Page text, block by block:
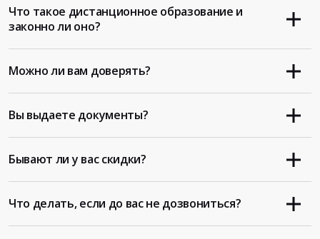
Что такое дистанционное образование и
законно ли оно?
Можно ли вам доверять?
Вы выдаете документы?
Бывают ли у вас скидки?
Что делать, если до вас не дозвониться?